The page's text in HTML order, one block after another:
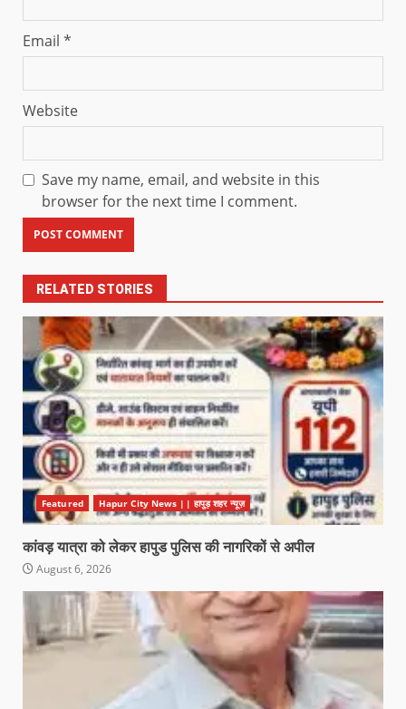
Email *
Website
Save my name, email, and website in this
browser for the next time I comment.
RELATED STORIES
Featured Hapur City News || हापुड़ शहर न्यूज़
कांवड़ यात्रा को लेकर हापुड पुलिस की नागरिकों से अपील
August 6, 2026